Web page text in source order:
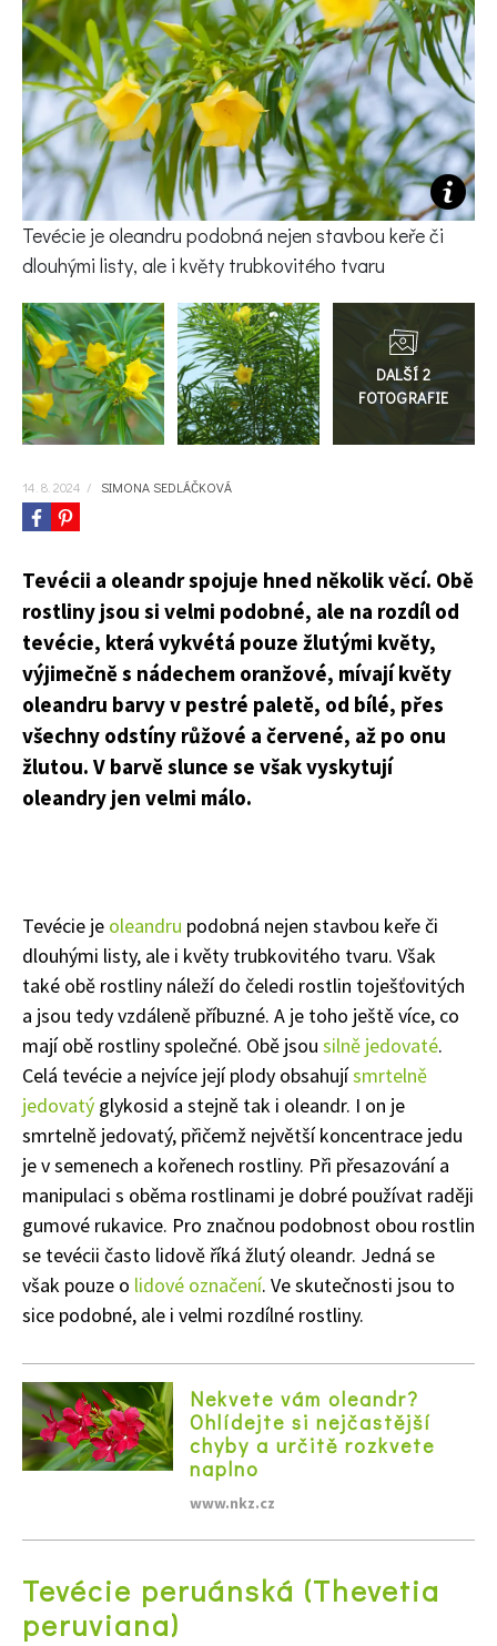
KVÍZY A TESTY
Tevécie je oleandru podobná nejen stavbou keře či
dlouhými listy, ale i květy trubkovitého tvaru
do
galerie
14. 8. 2024 / SIMONA SEDLÁČKOVÁ
Tevécii a oleandr spojuje hned několik věcí. Obě
rostliny jsou si velmi podobné, ale na rozdíl od
tevécie, která vykvétá pouze žlutými květy,
výjimečně s nádechem oranžové, mívají květy
oleandru barvy v pestré paletě, od bílé, přes
všechny odstíny růžové a červené, až po onu
žlutou. V barvě slunce se však vyskytují
oleandry jen velmi málo.
Tevécie je oleandru podobná nejen stavbou keře či
dlouhými listy, ale i květy trubkovitého tvaru. Však
také obě rostliny náleží do čeledi rostlin toješťovitých
a jsou tedy vzdáleně příbuzné. A je toho ještě více, co
mají obě rostliny společné. Obě jsou silně jedovaté.
Celá tevécie a nejvíce její plody obsahujísmrtelně
jedovatý glykosid a stejně tak i oleandr. I on je
smrtelně jedovatý, přičemž největší koncentrace jedu
je v semenech a kořenech rostliny. Při přesazování a
manipulaci s oběma rostlinami je dobré používat raději
gumové rukavice. Pro značnou podobnost obou rostlin
se tevécii často lidově říká žlutý oleandr. Jedná se
však pouze o lidové označení. Ve skutečnosti jsou to
sice podobné, ale i velmi rozdílné rostliny.
Nekvete vám oleandr?
Ohlídejte si nejčastější
chyby a určitě rozkvete
naplno
www.nkz.cz
Tevécie peruánská (Thevetia
peruviana)